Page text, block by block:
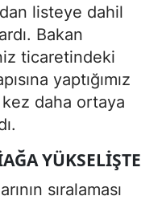
listeye dahil
Bakan
ticaretindeki
yaptığımız
kez daha ortaya
YÜKSELIŞTE
sıralaması